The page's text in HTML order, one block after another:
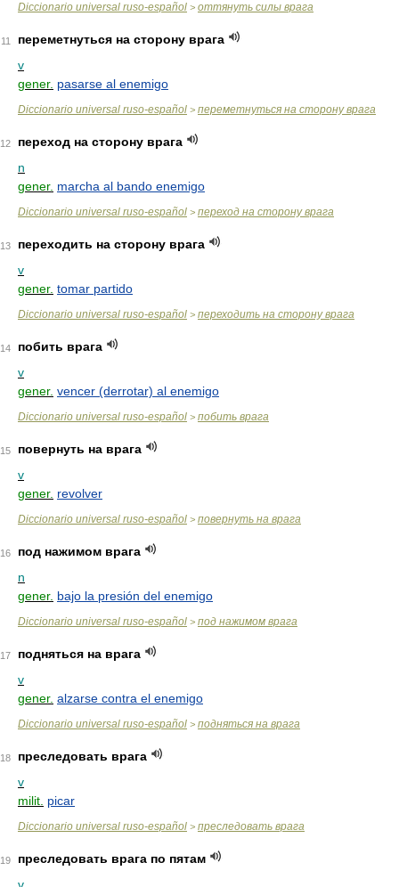
Diccionario universal ruso-español > оттянуть силы врага
11
переметнуться на сторону врага
v
gener. pasarse al enemigo
Diccionario universal ruso-español > переметнуться на сторону врага
12
переход на сторону врага
n
gener. marcha al bando enemigo
Diccionario universal ruso-español > переход на сторону врага
13
переходить на сторону врага
v
gener. tomar partido
Diccionario universal ruso-español > переходить на сторону врага
14
побить врага
v
gener. vencer (derrotar) al enemigo
Diccionario universal ruso-español > побить врага
15
повернуть на врага
v
gener. revolver
Diccionario universal ruso-español > повернуть на врага
16
под нажимом врага
n
gener. bajo la presión del enemigo
Diccionario universal ruso-español > под нажимом врага
17
подняться на врага
v
gener. alzarse contra el enemigo
Diccionario universal ruso-español > подняться на врага
18
преследовать врага
v
milit. picar
Diccionario universal ruso-español > преследовать врага
19
преследовать врага по пятам